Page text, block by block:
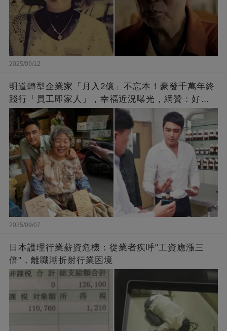
2025/09/12
明道轉型企業家「月入2億」不忘本！豪發千萬年終
踐行「員工即家人」，幸福近況曝光，網贊：好老
闆的福報
2025/09/07
日本護理行業薪資危機：從業者疾呼"工資應漲三
倍"，離職潮折射行業困境